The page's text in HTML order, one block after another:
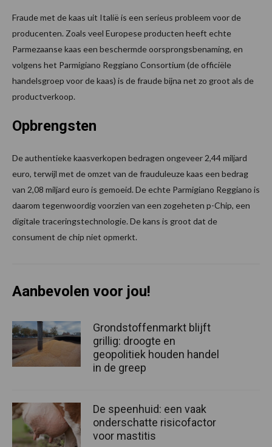
Fraude met de kaas uit Italië is een serieus probleem voor de
producenten. Zoals veel Europese producten heeft echte
Parmezaanse kaas een beschermde oorsprongsbenaming, en
volgens het Parmigiano Reggiano Consortium (de officiële
handelsgroep voor de kaas) is de fraude bijna net zo groot als de
productverkoop.
Opbrengsten
De authentieke kaasverkopen bedragen ongeveer 2,44 miljard
euro, terwijl met de omzet van de frauduleuze kaas een bedrag
van 2,08 miljard euro is gemoeid. De echte Parmigiano Reggiano is
daarom tegenwoordig voorzien van een zogeheten p-Chip, een
digitale traceringstechnologie. De kans is groot dat de
consument de chip niet opmerkt.
Aanbevolen voor jou!
Grondstoffenmarkt blijft
grillig: droogte en
geopolitiek houden handel
in de greep
De speenhuid: een vaak
onderschatte risicofactor
voor mastitis